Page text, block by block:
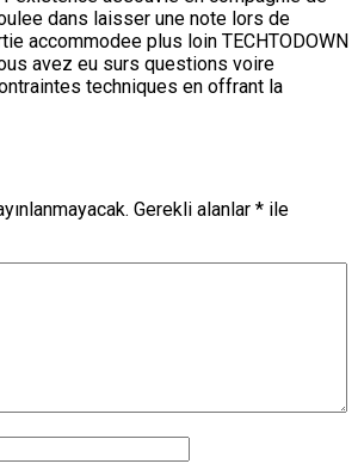
dans laisser une note lors de
accommodee plus loin TECHTODOWN
avez eu surs questions voire
techniques en offrant la
Gerekli alanlar * ile